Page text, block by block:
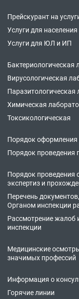
Прейскурант на
Услуги для населения
Услуги для ЮЛ и ИП
Бактериологическая
Вирусологическая
Паразитологическая
Химическая
Токсикологическая
Порядок
Порядок проведения
Порядок проведения
экспертиз и
Перечень
Органом инспекции
Рассмотрение жалоб
инспекции
Медицинские
значимых профессий
Информация о
Горячие линии